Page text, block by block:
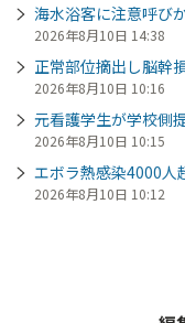
海水浴客に注意呼
2026年8月10日 14:38
正常部位摘出し脳
2026年8月10日 10:16
元看護学生が学校
2026年8月10日 10:15
エボラ熱感染4000
2026年8月10日 10:12